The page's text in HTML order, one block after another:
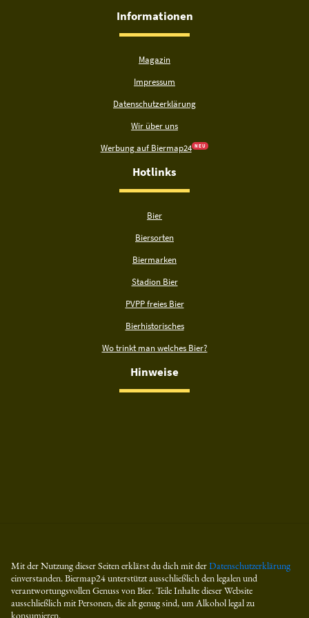
Informationen
Magazin
Impressum
Datenschutzerklärung
Wir über uns
Werbung auf Biermap24 N E U
Hotlinks
Bier
Biersorten
Biermarken
Stadion Bier
PVPP freies Bier
Bierhistorisches
Wo trinkt man welches Bier?
Hinweise
Mit der Nutzung dieser Seiten erklärst du dich mit derDatenschutzerklärung
einverstanden. Biermap24 unterstützt ausschließlich den legalen und
verantwortungsvollen Genuss von Bier. Teile Inhalte dieser Website
ausschließlich mit Personen, die alt genug sind, um Alkohol legal zu
konsumieren.